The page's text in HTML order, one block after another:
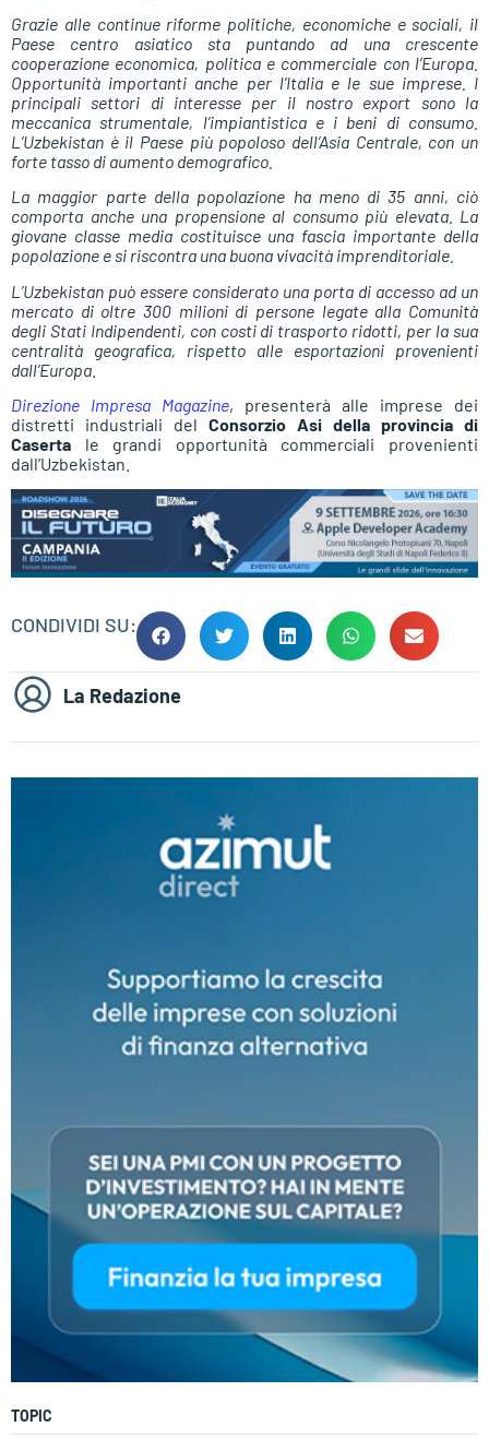
Grazie alle continue riforme politiche, economiche e sociali, il
Paese centro asiatico sta puntando ad una crescente
cooperazione economica, politica e commerciale con l’Europa.
Opportunità importanti anche per l’Italia e le sue imprese. I
principali settori di interesse per il nostro export sono la
meccanica strumentale, l’impiantistica e i beni di consumo.
L’Uzbekistan è il Paese più popoloso dell’Asia Centrale, con un
forte tasso di aumento demografico.
La maggior parte della popolazione ha meno di 35 anni, ciò
comporta anche una propensione al consumo più elevata. La
giovane classe media costituisce una fascia importante della
popolazione e si riscontra una buona vivacità imprenditoriale.
L’Uzbekistan può essere considerato una porta di accesso ad un
mercato di oltre 300 milioni di persone legate alla Comunità
degli Stati Indipendenti, con costi di trasporto ridotti, per la sua
centralità geografica, rispetto alle esportazioni provenienti
dall’Europa
Direzione Impresa Magazine, presenterà alle imprese dei
distretti industriali del Consorzio Asi della provincia di
Caserta le grandi opportunità commerciali provenienti
dall’Uzbekistan.
CONDIVIDI SU:
La Redazione
TOPIC